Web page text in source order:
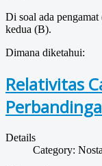
Di soal ada
kedua (B).
Dimana diketahui:
Relativitas
Details
Category: